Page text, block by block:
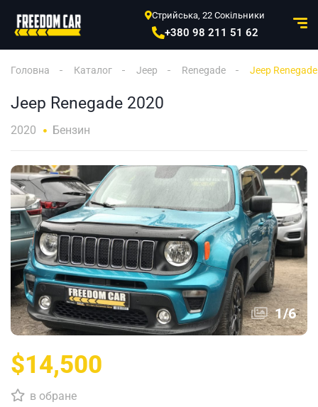
Стрийська, 22 Сокільники
+380 98 211 51 62
Головна Каталог Jeep Renegade Jeep
Jeep Renegade 2020
2020 Бензин
1/6
$14,500
в обране